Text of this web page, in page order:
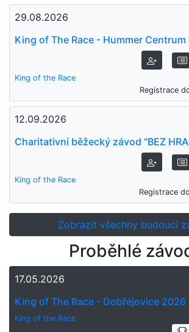
29.08.2026
King of The Race - Hummer
King of the Race
Registrace
12.09.2026
Charitativní běžecký závod "BEZ
King of the Race
Registrace
Zobrazit všechny budoucí
Proběhlé
17.05.2026
King of The Race - Dobřejovice 2026
King of the Race